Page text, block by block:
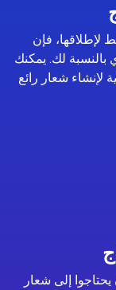
لإطلاقها، فإن
لك. يمكنك
لإنشاء شعار رائع
إلى شعار